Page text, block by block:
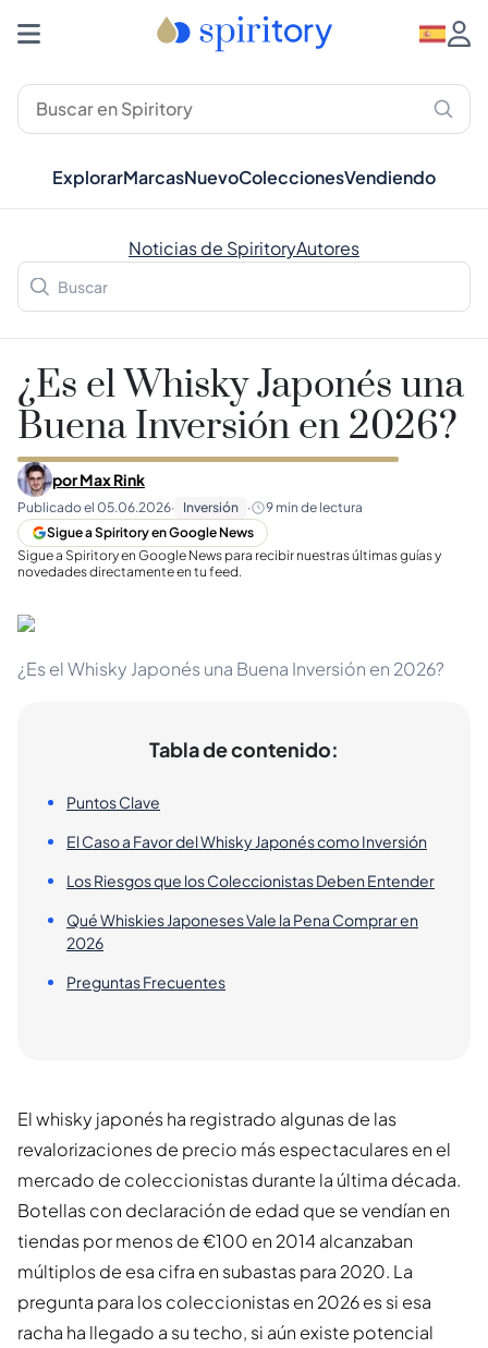
ExplorarMarcasNuevoColeccionesVendiendo
Noticias de SpiritoryAutores
¿Es el Whisky Japonés una
Buena Inversión en 2026?
porMax Rink
Publicado el 05.06.2026· Inversión · 9 min de lectura
Sigue a Spiritory en Google News
Sigue a Spiritory en Google News para recibir nuestras últimas guías y
novedades directamente en tu feed.
¿Es el Whisky Japonés una Buena Inversión en 2026?
Tabla de contenido:
Puntos Clave
El Caso a Favor del Whisky Japonés como Inversión
Los Riesgos que los Coleccionistas Deben Entender
Qué Whiskies Japoneses Vale la Pena Comprar en
2026
Preguntas Frecuentes
El whisky japonés ha registrado algunas de las
revalorizaciones de precio más espectaculares en el
mercado de coleccionistas durante la última década.
Botellas con declaración de edad que se vendían en
tiendas por menos de €100 en 2014 alcanzaban
múltiplos de esa cifra en subastas para 2020. La
pregunta para los coleccionistas en 2026 es si esa
racha ha llegado a su techo, si aún existe potencial